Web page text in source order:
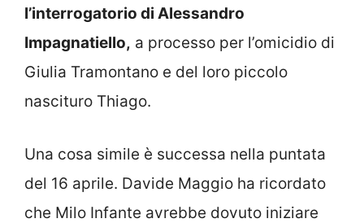
l’interrogatorio di Alessandro
Impagnatiello, a processo per l’omicidio di
Giulia Tramontano e del loro piccolo
nascituro Thiago.
Una cosa simile è successa nella puntata
del 16 aprile. Davide Maggio ha ricordato
che Milo Infante avrebbe dovuto iniziare